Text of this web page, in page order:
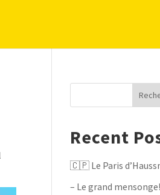
Recent
🇨🇵 Le Paris
– Le grand mensonge!